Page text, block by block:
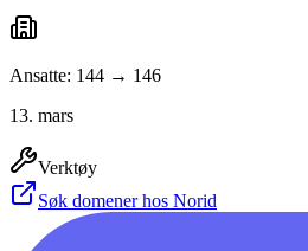
Ansatte: 144 → 146
13. mars
Verktøy
Søk domener hos Norid